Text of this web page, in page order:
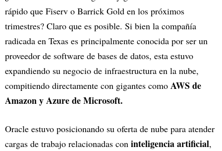
rápido que Fiserv o Barrick Gold en los próximos
trimestres? Claro que es posible. Si bien la compañía
radicada en Texas es principalmente conocida por ser un
proveedor de software de bases de datos, esta estuvo
expandiendo su negocio de infraestructura en la nube,
compitiendo directamente con gigantes como AWS de
Amazon y Azure de Microsoft.
Oracle estuvo posicionando su oferta de nube para atender
cargas de trabajo relacionadas con inteligencia artificial,